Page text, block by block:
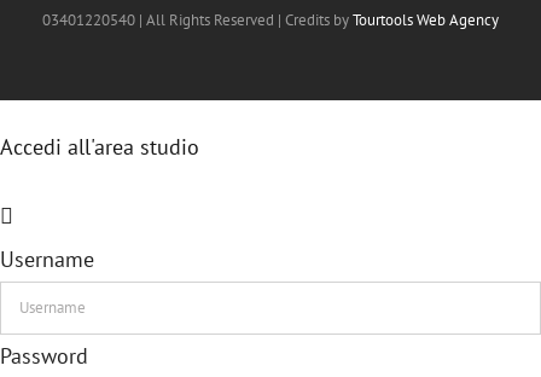
03401220540 | All Rights Reserved | Credits byTourtools Web Agency
Accedi all'area studio
Username
Password